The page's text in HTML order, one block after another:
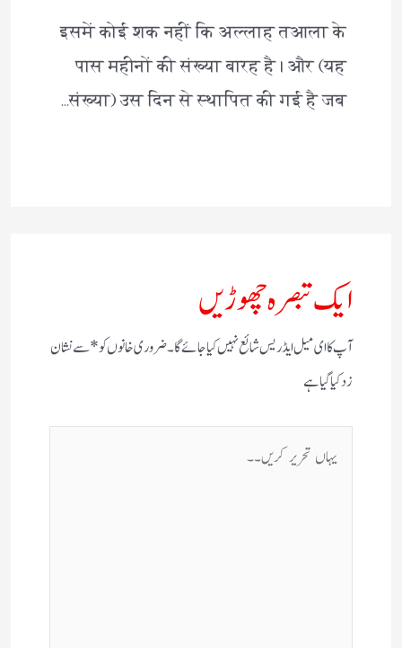
इसमें कोई शक नहीं कि अल्लाह तआला के
पास महीनों की संख्या बारह है। और (यह
संख्या) उस दिन से स्थापित की गई है जब…
ایک تبصرہ چھوڑیں
آپ کا ای میل ایڈریس شائع نہیں کیا جائے گا۔ضروری خانوں کو*سے نشان
زد کیا گیا ہے
یہاں
تحریر